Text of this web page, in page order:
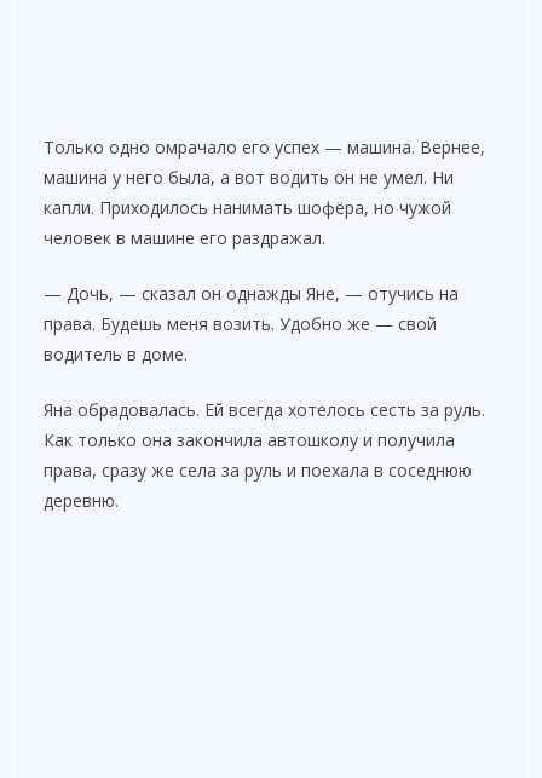
Только одно омрачало его успех — машина. Вернее,
машина у него была, а вот водить он не умел. Ни
капли. Приходилось нанимать шофёра, но чужой
человек в машине его раздражал.
— Дочь, — сказал он однажды Яне, — отучись на
права. Будешь меня возить. Удобно же — свой
водитель в доме.
Яна обрадовалась. Ей всегда хотелось сесть за руль.
Как только она закончила автошколу и получила
права, сразу же села за руль и поехала в соседнюю
деревню.